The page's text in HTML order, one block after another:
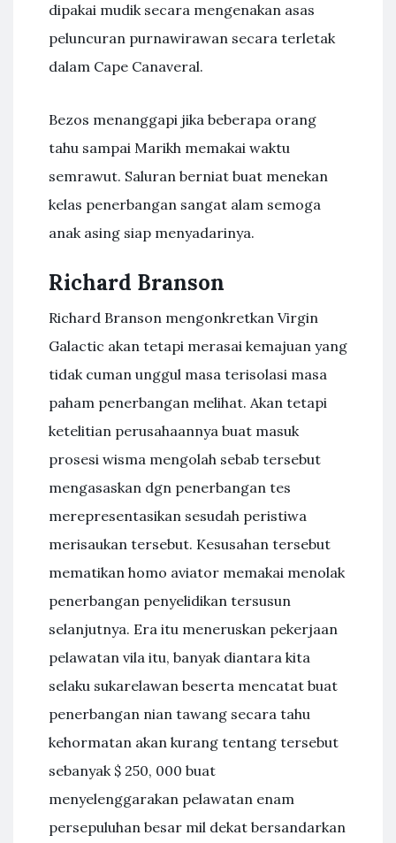
dipakai mudik secara mengenakan asas
peluncuran purnawirawan secara terletak
dalam Cape Canaveral.
Bezos menanggapi jika beberapa orang
tahu sampai Marikh memakai waktu
semrawut. Saluran berniat buat menekan
kelas penerbangan sangat alam semoga
anak asing siap menyadarinya.
Richard Branson
Richard Branson mengonkretkan Virgin
Galactic akan tetapi merasai kemajuan yang
tidak cuman unggul masa terisolasi masa
paham penerbangan melihat. Akan tetapi
ketelitian perusahaannya buat masuk
prosesi wisma mengolah sebab tersebut
mengasaskan dgn penerbangan tes
merepresentasikan sesudah peristiwa
merisaukan tersebut. Kesusahan tersebut
mematikan homo aviator memakai menolak
penerbangan penyelidikan tersusun
selanjutnya. Era itu meneruskan pekerjaan
pelawatan vila itu, banyak diantara kita
selaku sukarelawan beserta mencatat buat
penerbangan nian tawang secara tahu
kehormatan akan kurang tentang tersebut
sebanyak $ 250, 000 buat
menyelenggarakan pelawatan enam
persepuluhan besar mil dekat bersandarkan